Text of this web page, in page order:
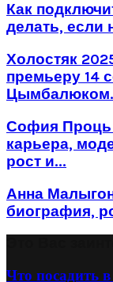
Как
делать, если
Холостяк
премьеру 14
София Проць
карьера,
рост и...
Анна
биография,
Что посадить